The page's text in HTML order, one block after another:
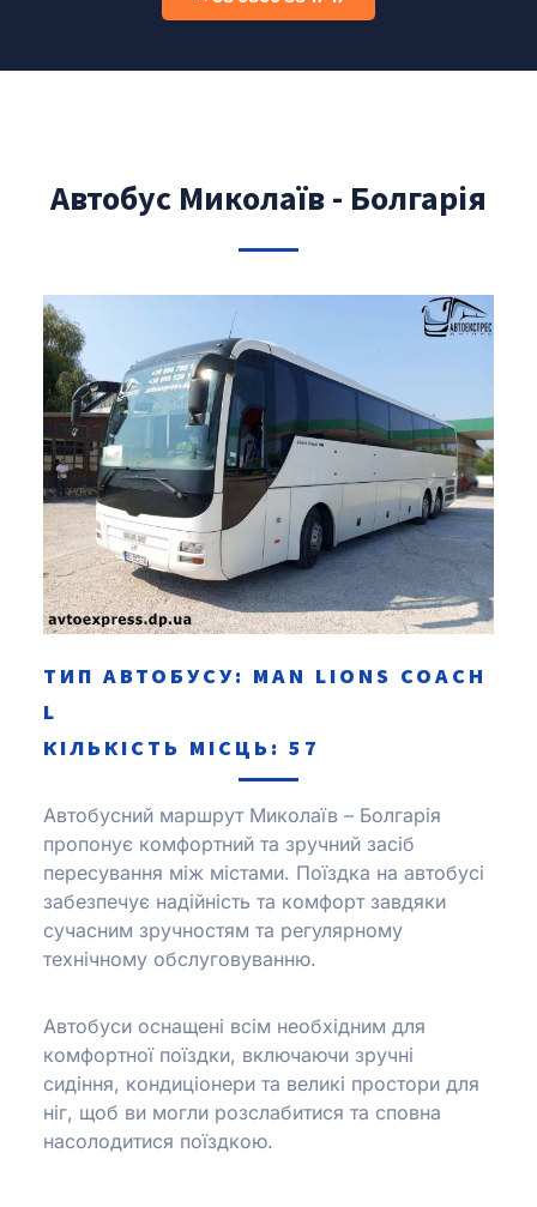
Автобус Миколаїв - Болгарія
ТИП АВТОБУСУ: MAN LІONS COACH
L
КІЛЬКІСТЬ МІСЦЬ: 57
Автобусний маршрут Миколаїв – Болгарія
пропонує комфортний та зручний засіб
пересування між містами. Поїздка на автобусі
забезпечує надійність та комфорт завдяки
сучасним зручностям та регулярному
технічному обслуговуванню.
Автобуси оснащені всім необхідним для
комфортної поїздки, включаючи зручні
сидіння, кондиціонери та великі простори для
ніг, щоб ви могли розслабитися та сповна
насолодитися поїздкою.